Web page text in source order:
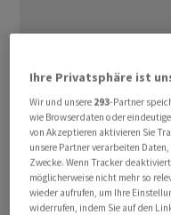
(AWP)
Ihre Privatsphäre ist
Wir und unsere 293-Partner
wie Browserdaten oder
von Akzeptieren aktivieren Sie
unsere Partner verarbeiten
Zwecke. Wenn Tracker
möglicherweise nicht mehr so
wieder aufrufen, um Ihre
widerrufen, indem Sie auf den